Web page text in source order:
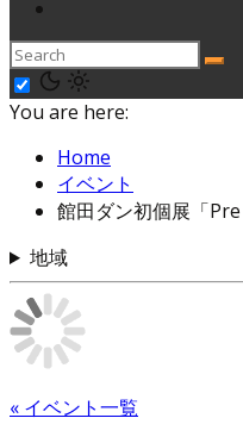
You are here:
Home
イベント
館田ダン初個展「Pre
地域
« イベント一覧